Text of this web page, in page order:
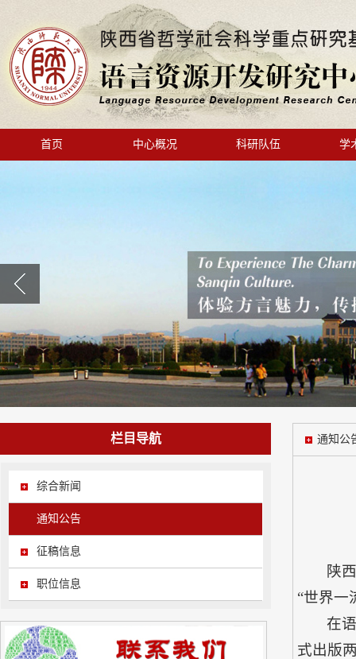
首页 中心概况 科研队伍 学
栏目导航
综合新闻
通知公告
征稿信息
职位信息
通知公
陕
“世界一
在
式出版